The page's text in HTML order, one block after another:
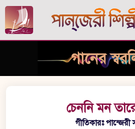
গানের
চেননি মন
গীতিকারঃ পান্জেরী